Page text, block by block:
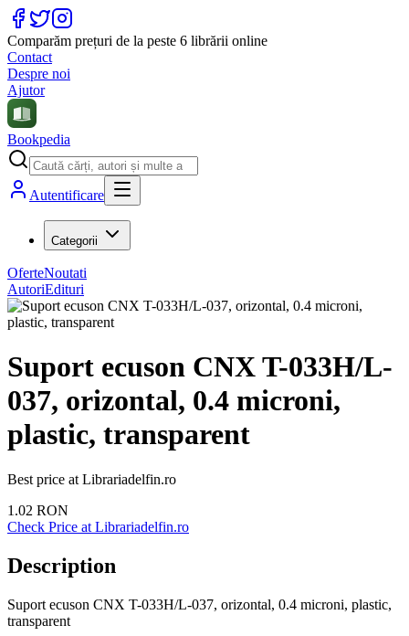
Comparăm prețuri de la peste 6 librării online
Contact
Despre noi
Ajutor
Bookpedia
Autentificare
Categorii
OferteNoutati
AutoriEdituri
Suport ecuson CNX T-033H/L-
037, orizontal, 0.4 microni,
plastic, transparent
Best price at Librariadelfin.ro
1.02 RON
Check Price at Librariadelfin.ro
Description
Suport ecuson CNX T-033H/L-037, orizontal, 0.4 microni, plastic,
transparent